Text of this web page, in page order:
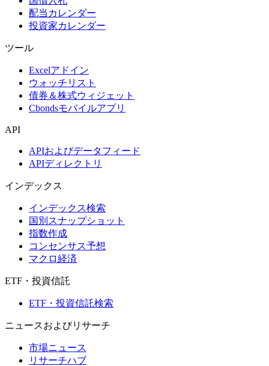
配当カレンダー
投資家カレンダー
ツール
Excelアドイン
ウォッチリスト
債券＆株式ウィジェット
Cbondsモバイルアプリ
API
APIおよびデータフィード
APIディレクトリ
インデックス
インデックス検索
国別スナップショット
指数作成
コンセンサス予想
マクロ経済
ETF・投資信託
ETF・投資信託検索
ニュースおよびリサーチ
市場ニュース
リサーチハブ